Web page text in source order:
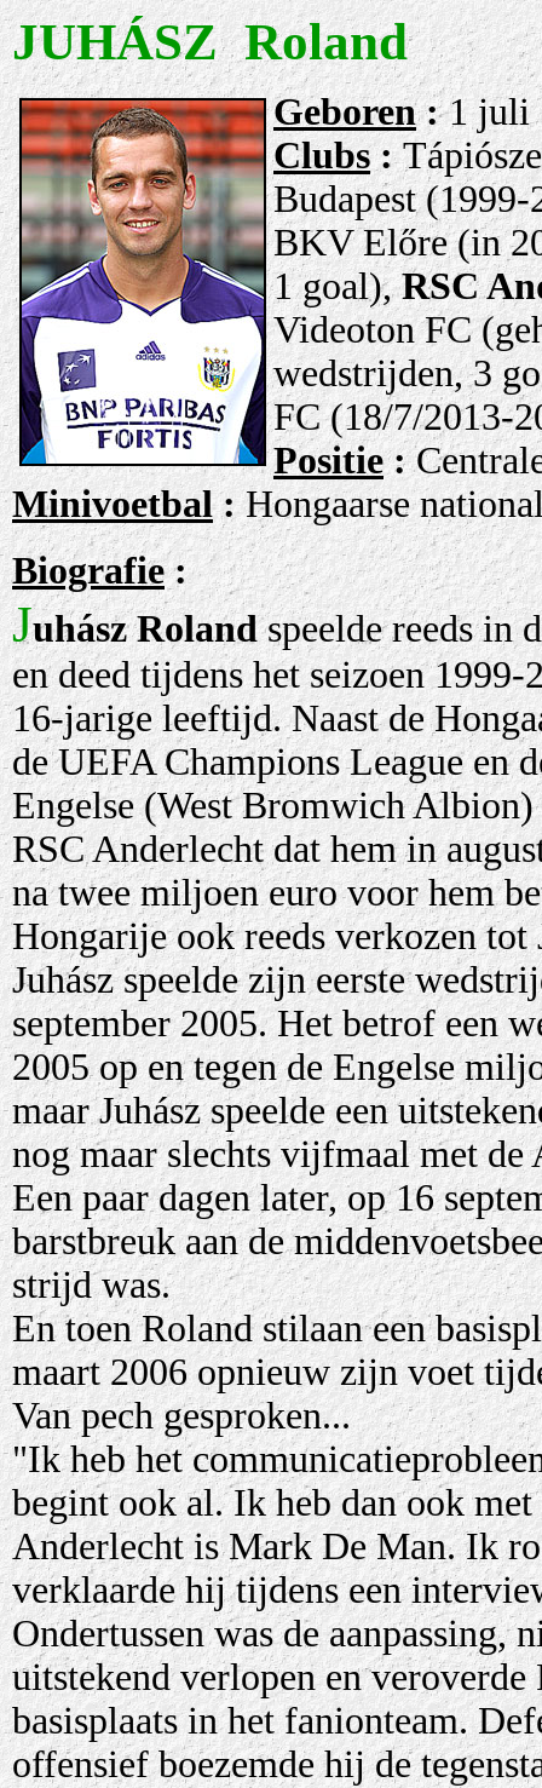
JUHÁSZ Roland
Geboren:1 juli
Clubs:
Budapest
BKV Előre (in
1 goal),RSC
Videoton FC
wedstrijden, 3
FC(18/7/2013-
Positie:
Minivoetbal:Hongaarse
Biografie:
Juhász Rolandspeelde reeds in
en deed tijdens het seizoen
16-jarige leeftijd. Naast de
de UEFA Champions League en
Engelse (West Bromwich Albion)
RSC Anderlecht dat hem in
na twee miljoen euro voor hem
Hongarije ook reeds verkozen tot
Juhász speelde zijn eerste
september 2005. Het betrof een
2005 op en tegen de Engelse
maar Juhász speelde een
nog maar slechts vijfmaal met
Een paar dagen later, op 16
barstbreuk aan de
strijd was.
En toen Roland stilaan een
maart 2006 opnieuw zijn voet
Van pech gesproken...
"Ik heb het
begint ook al. Ik heb dan ook
Anderlecht is Mark De Man. Ik
verklaarde hij tijdens een
Ondertussen was de aanpassing,
uitstekend verlopen en veroverde
basisplaats in het fanionteam.
offensief boezemde hij de